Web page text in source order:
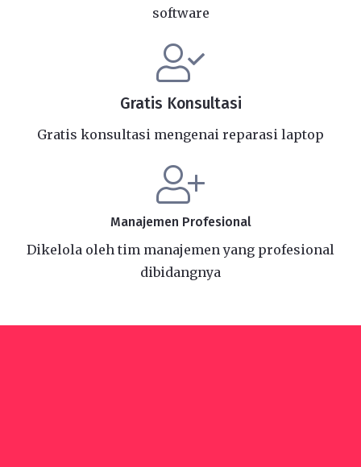
software
Gratis Konsultasi
Gratis konsultasi mengenai reparasi laptop
Manajemen Profesional
Dikelola oleh tim manajemen yang profesional
dibidangnya